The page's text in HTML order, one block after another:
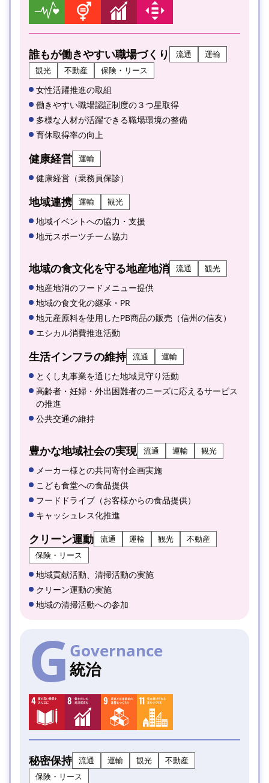
誰もが働きやすい職場づくり 流通
運輸
観光
不動産 保険・リース
女性活躍推進の取組
働きやすい職場認証制度の３つ星取得
多様な人材が活躍できる職場環境の整備
育休取得率の向上
健康経営 運輸
健康経営（乗務員保診）
地域連携 運輸 観光
地域イベントへの協力・支援
地元スポーツチーム協力
地域の食文化を守る地産地消 流通 観光
地産地消のフードメニュー提供
地域の食文化の継承・PR
地元産原料を使用したPB商品の販売（信州の信友）
エシカル消費推進活動
生活インフラの維持 流通 運輸
とくし丸事業を通じた地域見守り活動
高齢者・妊婦・外出困難者のニーズに応えるサービス
の推進
公共交通の維持
豊かな地域社会の実現 流通 運輸 観光
メーカー様との共同寄付企画実施
こども食堂への食品提供
フードドライブ（お客様からの食品提供）
キャッシュレス化推進
クリーン運動 流通 運輸 観光
不動産
保険・リース
地域貢献活動、清掃活動の実施
クリーン運動の実施
地域の清掃活動への参加
G Governance
統治
秘密保持 流通 運輸 観光
不動産
保険・リース